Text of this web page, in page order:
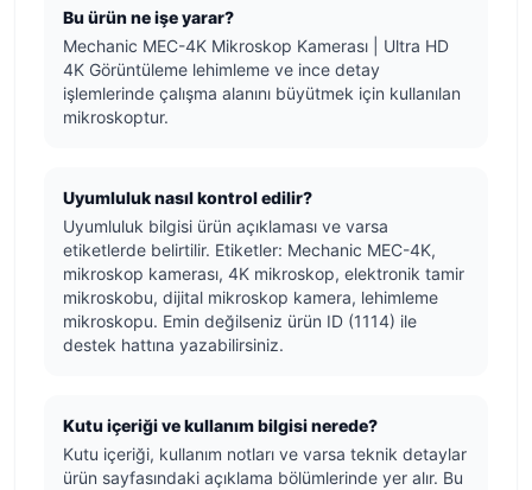
Bu ürün ne işe yarar?
Mechanic MEC-4K Mikroskop Kamerası | Ultra HD
4K Görüntüleme lehimleme ve ince detay
işlemlerinde çalışma alanını büyütmek için kullanılan
mikroskoptur.
Uyumluluk nasıl kontrol edilir?
Uyumluluk bilgisi ürün açıklaması ve varsa
etiketlerde belirtilir. Etiketler: Mechanic MEC-4K,
mikroskop kamerası, 4K mikroskop, elektronik tamir
mikroskobu, dijital mikroskop kamera, lehimleme
mikroskopu. Emin değilseniz ürün ID (1114) ile
destek hattına yazabilirsiniz.
Kutu içeriği ve kullanım bilgisi nerede?
Kutu içeriği, kullanım notları ve varsa teknik detaylar
ürün sayfasındaki açıklama bölümlerinde yer alır. Bu